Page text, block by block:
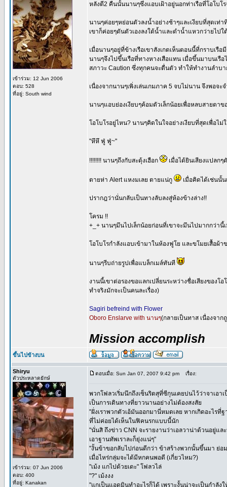
เข้าร่วม: 12 Jun 2006
ตอบ: 528
ที่อยู่: South wind
หลังตี2 คืนนั้นนานๆซึ่งแอบเฝ้าอยู่นอกท่าเรือที่โอโบโ
นานๆค่อยๆหย่อนตัวลงน้ำอย่างช้าๆและเงียบที่สุดเท่
เขาก็ค่อยๆดันตัวเองลงใต้น้ำและดำน้ำแหวกว่ายไปใ
เมื่อนานๆอยู่ที่ข้างเรือเขาสังเกตเห็นตอนนี้ที่กราบเรื
นานๆจึงไปขึ้นเรือที่ทางหางเสือแทน เมื่อขึ้นมาบนเรื
สภาวะ Caution ซึ่งทุกคนจะตื่นตัว ทำให้ทำงานลำบา
เนื่องจากนานๆเพิ่งเล่นเกมภาค 5 จบไม่นาน จึงพอจ
นานๆแอบย่องเงียบๆค้อมตัวเล็กน้อยเพื่อหลบสายตา
โอโบโรอยู่ไหน? นานๆคิดในใจอย่างเงียบที่สุดเพื่อไม่
"หึหึ ฟู่ ฟู่~"
!!!!!!!! นานๆถึงกับสะดุ้งเฮือก เมื่อได้ยินเสียงแปลก
ตายห่า Alert แหงมเลย ตายแน่กู เมื่อคิดได้เช่นนั้
ปรากฎว่านั่นกลับเป็นทางลับลงสู่ห้องข้างล่าง!!
โครม !!
+_+ นานๆมึนไปเล็กน้อยก่อนที่เขาจะมึนไปมากกว่านี้
โอโบโรกำลังแอบเข้ามาในห้องฟูโย และขโมยเสื้อผ้
นานๆรีบถ่ายรูปเพื่อแบล็กเมล์ทันที
งานนี้เขาต่อรองขอแลกเปลี่ยนระหว่างชื่อเสียงของ
ทำจริงมักจะเป็นคนละเรื่อง)
Sagiri befreind with Flower
Oboro Enslarve with นานๆ(กลายเป็นทาส เนื่องจา
Mission accomplish
ขึ้นไปข้างบน
Shiryu
ตัวประหลาดยักษ์
เข้าร่วม: 07 Jun 2006
ตอบ: 400
ที่อยู่: Kanakan
ตอบเมื่อ: Sun Jan 07, 2007 9:42 pm เรื่อง:
พวกโฟลวเริ่มนึกถึงเซ็นริตสุที่ซีกุนเคยบ่นไว้ว่าจาเอ
เป็นการเดินทางที่ยาวนานอย่างไม่ต้องสงสัย
"ฝั่งเราพวกตัวเอ้มันออกมานี่หมดเลย หากเกิดอะไร
ที่ไม่ค่อยได้เห็นในฟิคนรกแบบนี้นัก
"นั่นสิ ถึงข่าว CNN จะรายงานว่าเอลวาน่าด้วนอยู่แ
เอาฐานทัพเราละก็ยุ่งแน่ๆ"
"งั้นข้าขอกลับไปก่อนดีกว่า ข้าสร้างพวกนั้นขึ้นมา ย่อ
เมื่อไหร่กลุ่มจะได้มีหกคนพอดี (เกี่ยวไหม?)
"เม้ง แกไปด้วยเดะ" โฟลวไล่
"?" เม้งงง
"แกเป็นแอดมินทำอะไรก็ได้ เพราะงั้นน่าจะเป็นกำลังใ